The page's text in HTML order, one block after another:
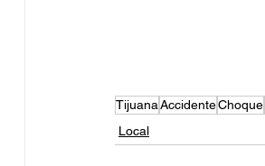
TijuanaAccidenteChoque
Local